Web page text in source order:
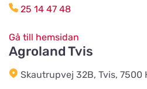
AB Hjalmar Möller
Lundabackens Djurfoder
25 14 47 48
Gå till hemsidan
Agroland Tvis
Skautrupvej 32B, Tvis, 7500